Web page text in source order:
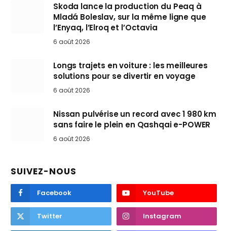
Skoda lance la production du Peaq à
Mladá Boleslav, sur la même ligne que
l’Enyaq, l’Elroq et l’Octavia
6 août 2026
Longs trajets en voiture : les meilleures
solutions pour se divertir en voyage
6 août 2026
Nissan pulvérise un record avec 1 980 km
sans faire le plein en Qashqai e-POWER
6 août 2026
SUIVEZ-NOUS
Facebook YouTube
Twitter Instagram